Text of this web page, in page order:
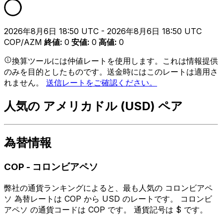
2026年8月6日 18:50 UTC - 2026年8月6日 18:50 UTC
COP/AZM 終値: 0 安値: 0 高値: 0
換算ツールには仲値レートを使用します。これは情報提供
のみを目的としたものです。送金時にはこのレートは適用さ
れません。 送信レートをご確認ください。
人気の アメリカドル (USD) ペア
為替情報
COP - コロンビアペソ
弊社の通貨ランキングによると、最も人気の コロンビアペ
ソ 為替レートは COP から USD のレートです。 コロンビ
アペソ の通貨コードは COP です。 通貨記号は $ です。